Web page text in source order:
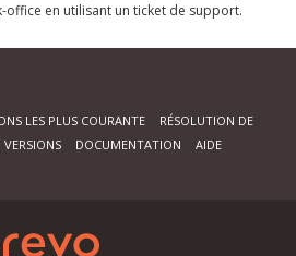
office en utilisant un ticket de support.
LES PLUS COURANTE
RÉSOLUTION DE
VERSIONS DOCUMENTATION AIDE